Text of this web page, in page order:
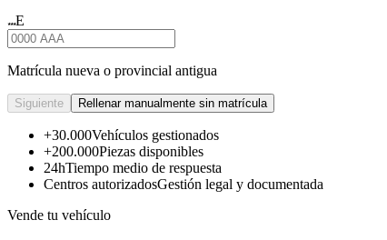
★★★E
Matrícula nueva o provincial antigua
Siguiente Rellenar manualmente sin matrícula
+30.000Vehículos gestionados
+200.000Piezas disponibles
24hTiempo medio de respuesta
Centros autorizadosGestión legal y documentada
Vende tu vehículo